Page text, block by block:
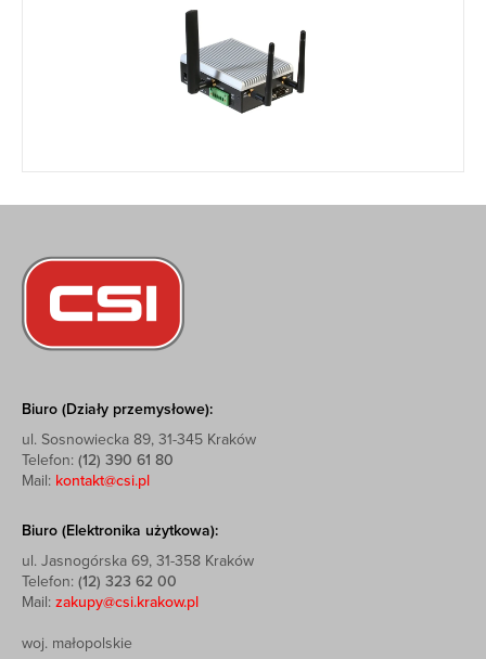
Biuro (Działy przemysłowe):
ul. Sosnowiecka 89, 31-345 Kraków
Telefon: (12) 390 61 80
Mail: kontakt@csi.pl
Biuro (Elektronika użytkowa):
ul. Jasnogórska 69, 31-358 Kraków
Telefon: (12) 323 62 00
Mail: zakupy@csi.krakow.pl
woj. małopolskie